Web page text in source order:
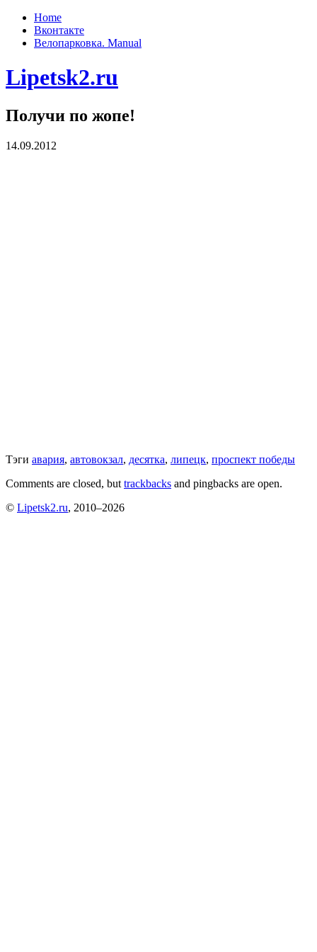
Home
Вконтакте
Велопарковка. Manual
Lipetsk2.ru
Получи по жопе!
14.09.2012
Тэги авария, автовокзал, десятка, липецк, проспект победы
Comments are closed, but trackbacks and pingbacks are open.
© Lipetsk2.ru, 2010–2026